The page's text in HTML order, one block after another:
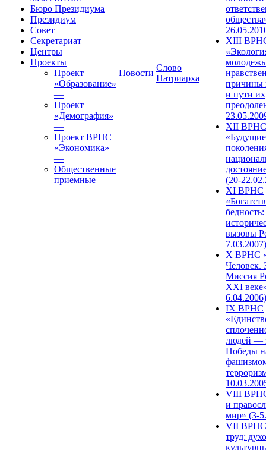
Бюро Президиума
Президиум
Совет
Секретариат
Центры
Проекты
Проект
«Образование»
—
Проект
«Демография»
—
Проект ВРНС
«Экономика»
—
Общественные
приемные
Новости
Слово
Патриарха
XIII
причины
и пути их
XII ВРНС
«Будущие
(20-
XI ВРНС
бедность:
вызовы
7.03.2007)
X ВРНС
Человек.
Миссия
XXI
6.04.2006)
IX ВРНС
людей —
Победы
VIII
и
мир» (3-
VII ВРНС
труд: